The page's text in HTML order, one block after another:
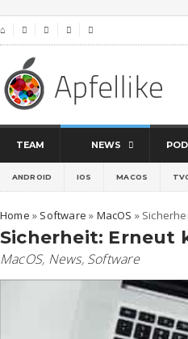
⌂    
TEAM NEWS
ANDROID IOS MACOS
Home » Software » MacOS »
Sicherheit: Erneut
MacOS, News, Software